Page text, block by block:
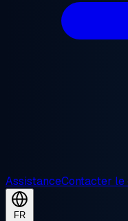
AssistanceContacter
FR